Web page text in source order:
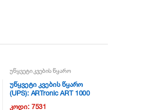
უწყვეტი კვების წყარო
უწყვეტი კვების წყარო
(UPS): ARTronic ART 1000
კოდი: 7531